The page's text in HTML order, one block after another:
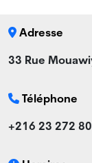
Adresse
33 Rue
Téléphone
+216 23 272